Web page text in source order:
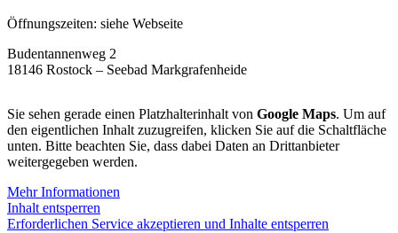
Öffnungszeiten: siehe Webseite
Budentannenweg 2
18146 Rostock – Seebad Markgrafenheide
Sie sehen gerade einen Platzhalterinhalt von Google Maps. Um auf
den eigentlichen Inhalt zuzugreifen, klicken Sie auf die Schaltfläche
unten. Bitte beachten Sie, dass dabei Daten an Drittanbieter
weitergegeben werden.
Mehr Informationen
Inhalt entsperren
Erforderlichen Service akzeptieren und Inhalte entsperren